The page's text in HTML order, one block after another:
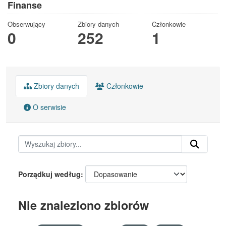
Finanse
Obserwujący
0
Zbiory danych
252
Członkowie
1
Zbiory danych Członkowie
O serwisie
Porządkuj według
Nie znaleziono zbiorów